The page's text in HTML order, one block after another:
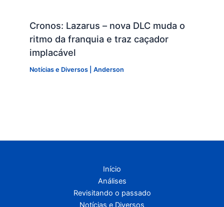
Cronos: Lazarus – nova DLC muda o
ritmo da franquia e traz caçador
implacável
Notícias e Diversos| Anderson
Início
Análises
Revisitando o passado
Notícias e Diversos